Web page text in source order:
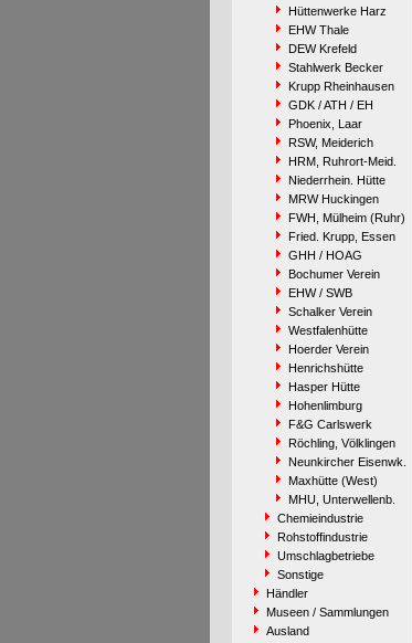
Hüttenwerke Harz
EHW Thale
DEW Krefeld
Stahlwerk Becker
Krupp Rheinhausen
GDK / ATH / EH
Phoenix, Laar
RSW, Meiderich
HRM, Ruhrort-Meid.
Niederrhein. Hütte
MRW Huckingen
FWH, Mülheim (Ruhr)
Fried. Krupp, Essen
GHH / HOAG
Bochumer Verein
EHW / SWB
Schalker Verein
Westfalenhütte
Hoerder Verein
Henrichshütte
Hasper Hütte
Hohenlimburg
F&G Carlswerk
Röchling, Völklingen
Neunkircher Eisenwk.
Maxhütte (West)
MHU, Unterwellenb.
Chemieindustrie
Rohstoffindustrie
Umschlagbetriebe
Sonstige
Händler
Museen / Sammlungen
Ausland